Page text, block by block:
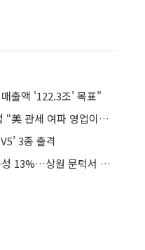
출액 '122.3조' 목표"
기아, 지난해 역대 최대 매출 달성 “美 관세 여파 영업이익 28.3%↓”
3종 출격
美 클래리티 법안 연내 통과 가능성 13%…상원 문턱서 제동